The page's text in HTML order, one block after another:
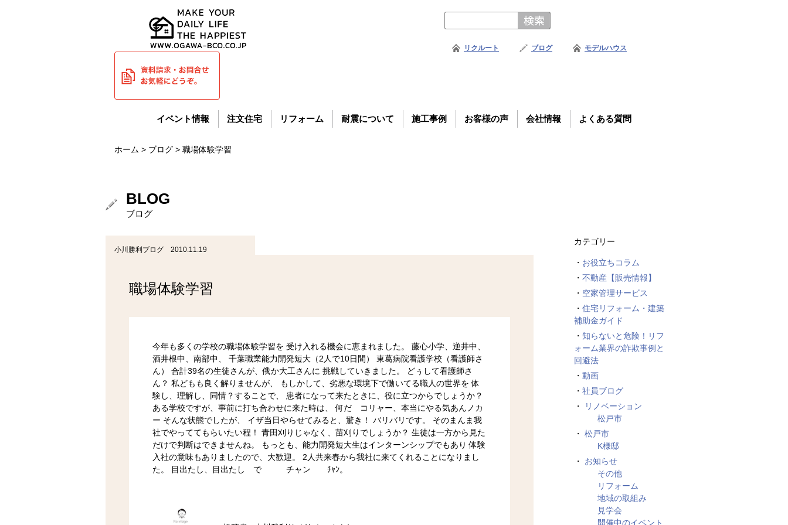
リクルート ブログ モデルハウス
イベント情報 注文住宅 リフォーム 耐震について 施工事例 お客様の声 会社情報 よくある質問
ホーム > ブログ > 職場体験学習
BLOG
ブログ
小川勝利ブログ 2010.11.19
職場体験学習
今年も多くの学校の職場体験学習を 受け入れる機会に恵まれました。 藤心小学、逆井中、
酒井根中、南部中、 千葉職業能力開発短大（2人で10日間） 東葛病院看護学校（看護師さ
ん） 合計39名の生徒さんが、俄か大工さんに 挑戦していきました。 どぅして看護師さ
ん？ 私どもも良く解りませんが、 もしかして、劣悪な環境下で働いてる職人の世界を 体
験し、理解し、同情？することで、 患者になって来たときに、役に立つからでしょうか？
ある学校ですが、事前に打ち合わせに来た時は、 何だ コリャー、本当にやる気あんノカ
ー そんな状態でしたが、 イザ当日やらせてみると、驚き！ バリバリです。 そのまんま我
社でやっててもらいたい程！ 青田刈りじゃなく、苗刈りでしょうか？ 生徒は一方から見た
だけで判断はできませんね。 もっとも、能力開発短大生はインターンシップでもあり 体験
入社の意味もありましたので、大歓迎。 2人共来春から我社に来てくれることになりまし
た。 目出たし、目出たし で チャン ﾁｬﾝ。
カテゴリー
お役立ちコラム
不動産【販売情報】
空家管理サービス
住宅リフォーム・建築
補助金ガイド
知らないと危険！リフ
ォーム業界の詐欺事例と
回避法
動画
社員ブログ
リノベーション
松戸市
松戸市
K様邸
お知らせ
その他
リフォーム
地域の取組み
見学会
開催中のイベント